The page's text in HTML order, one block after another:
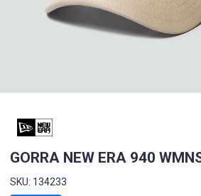
GORRA NEW ERA 940
SKU: 134233